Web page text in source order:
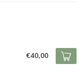
€40,00